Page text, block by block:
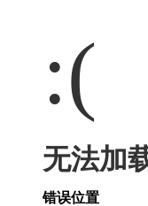
:(
无法加
错误位置